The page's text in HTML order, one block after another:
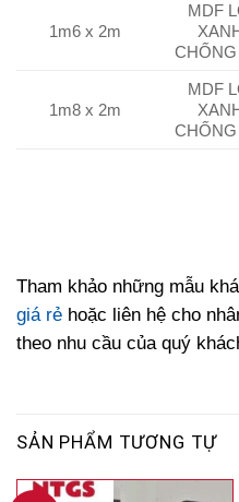
1m6 x 2m
MDF
1m8 x 2m
MDF
Tham khảo những mẫu
giá rẻ hoặc liên hệ cho
theo nhu cầu của quý
SẢN PHẨM TƯƠNG TỰ